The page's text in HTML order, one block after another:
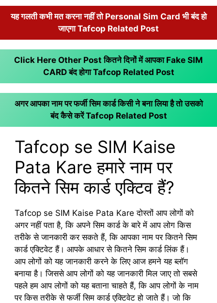
यह गलती कभी मत करना नहीं तो Personal Sim Card भी बंद हो
जाएगा Tafcop Related Post
Click Here Other Post कितने दिनों में आपका Fake SIM
CARD बंद होगाTafcop Related Post
अगर आपका नाम पर फर्जी सिम कार्ड किसी ने बना लिया है तो उसको
बंद कैसे करेंTafcop Related Post
Tafcop se SIM Kaise
Pata Kare हमारे नाम पर
कितने सिम कार्ड एक्टिव हैं?
Tafcop se SIM Kaise Pata Kare दोस्तों आप लोगों को
अगर नहीं पता है, कि अपने सिम कार्ड के बारे में आप लोग किस
तरीके से जानकारी कर सकते हैं, कि आपका नाम पर कितने सिम
कार्ड एक्टिवेट हैं। आपके आधार से कितने सिम कार्ड लिंक हैं।
आप लोगों को यह जानकारी करने के लिए आज हमने यह ब्लॉग
बनाया है। जिससे आप लोगों को यह जानकारी मिल जाए तो सबसे
पहले हम आप लोगों को यह बताना चाहते हैं, कि आप लोगों के नाम
पर किस तरीके से फर्जी सिम कार्ड एक्टिवेट हो जाते हैं। जो कि